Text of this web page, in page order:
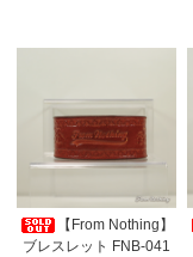
【From Nothing】
ブレスレット FNB-041